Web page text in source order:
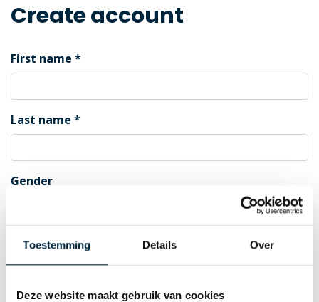
Toestemming Details Over
Deze website maakt gebruik van cookies
Create account
First name
Last name
Gender
E-mail (Username)